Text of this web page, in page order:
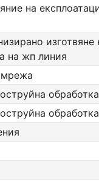
на
изготвяне
на жп линия
мрежа
обработка
обработка